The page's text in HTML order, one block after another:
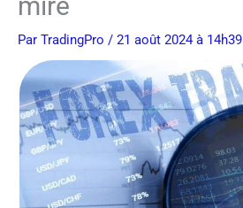
Par TradingPro / 21 août 2024 à 14h39